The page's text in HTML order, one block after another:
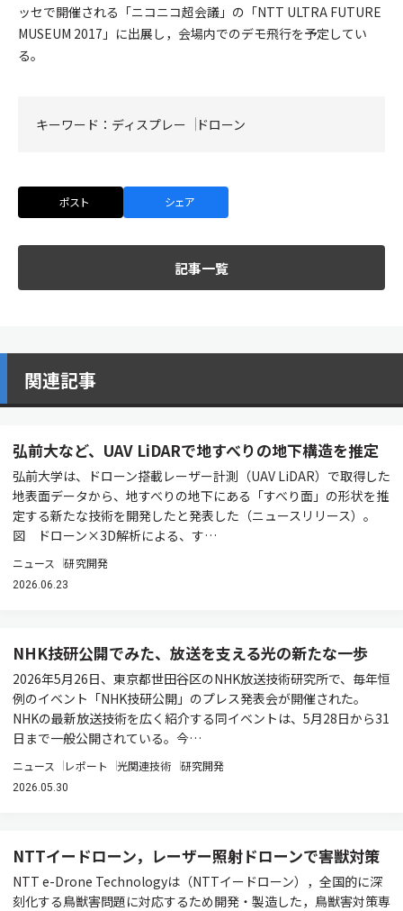
ッセで開催される「ニコニコ超会議」の「NTT ULTRA FUTURE
MUSEUM 2017」に出展し，会場内でのデモ飛行を予定してい
る。
キーワード： ディスプレー ドローン
ポスト シェア
記事一覧
関連記事
弘前大など、UAV LiDARで地すべりの地下構造を推定
弘前大学は、ドローン搭載レーザー計測（UAV LiDAR）で取得した
地表面データから、地すべりの地下にある「すべり面」の形状を推
定する新たな技術を開発したと発表した（ニュースリリース）。
図 ドローン×3D解析による、す…
ニュース 研究開発
2026.06.23
NHK技研公開でみた、放送を支える光の新たな一歩
2026年5月26日、東京都世田谷区のNHK放送技術研究所で、毎年恒
例のイベント「NHK技研公開」のプレス発表会が開催された。
NHKの最新放送技術を広く紹介する同イベントは、5月28日から31
日まで一般公開されている。今…
ニュース レポート 光関連技術 研究開発
2026.05.30
NTTイードローン，レーザー照射ドローンで害獣対策
NTT e-Drone Technologyは（NTTイードローン），全国的に深
刻化する鳥獣害問題に対応するため開発・製造した，鳥獣害対策専